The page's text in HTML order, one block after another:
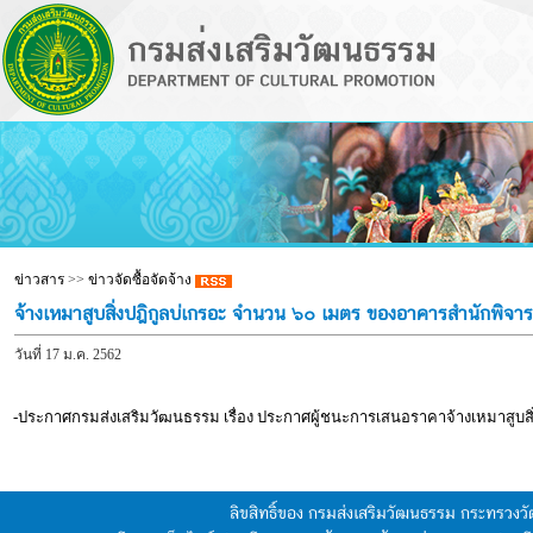
ข่าวสาร>> ข่าวจัดซื้อจัดจ้าง
จ้างเหมาสูบสิ่งปฎิกูลบ่เกรอะ จำนวน ๖๐ เมตร ของอาคารสำนักพิ
วันที่ 17 ม.ค. 2562
-ประกาศกรมส่งเสริมวัฒนธรรม เรื่อง ประกาศผู้ชนะการเสนอราคาจ้างเหมา
ลิขสิทธิ์ของ กรมส่งเสริมวัฒนธรรม กระทรว